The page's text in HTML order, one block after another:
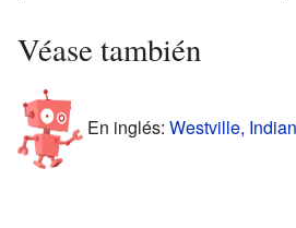
Véase también
En inglés: Westville,